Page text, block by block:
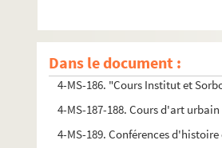
Dans le document :
Urbanisme. Notes de travail,
« Évolution des villes »
4-MS-186. "Cours Institut et
4-MS-187-188. Cours d'art urbain
4-MS-189. Conférences d'histoire